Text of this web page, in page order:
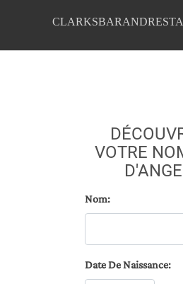
VOTRE
Nom:
Date De Naissance: